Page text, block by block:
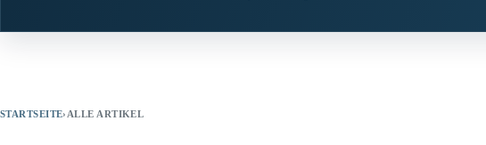
STARTSEITE› ALLE ARTIKEL